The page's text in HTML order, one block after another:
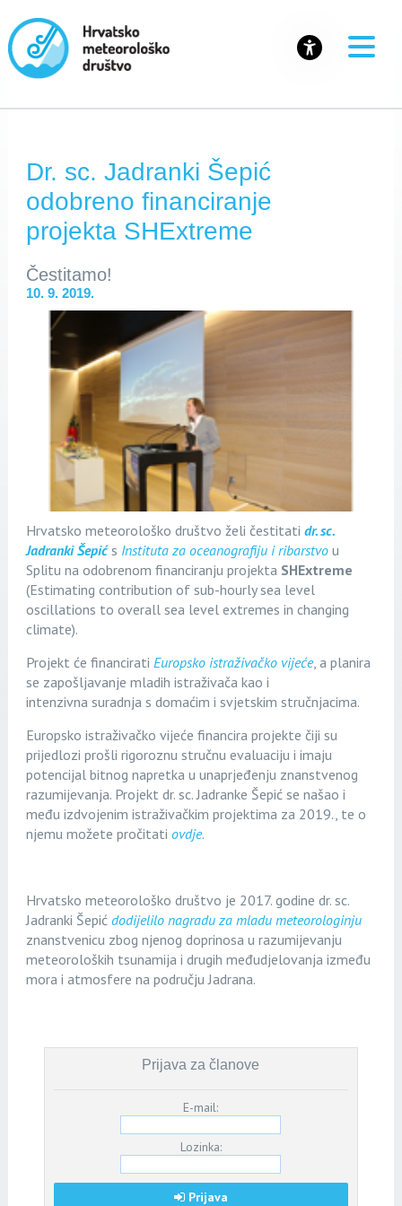
Dr. sc. Jadranki Šepić
odobreno financiranje
projekta SHExtreme
Čestitamo!
10. 9. 2019.
Hrvatsko meteorološko društvo želi čestitati dr. sc.
Jadranki Šepićs Instituta za oceanografiju i ribarstvou
Splitu na odobrenom financiranju projekta SHExtreme
(Estimating contribution of sub-hourly sea level
oscillations to overall sea level extremes in changing
climate).
Projekt će financirati Europsko istraživačko vijeće, a planira
se zapošljavanje mladih istraživača kao i
intenzivna suradnja s domaćim i svjetskim stručnjacima.
Europsko istraživačko vijeće financira projekte čiji su
prijedlozi prošli rigoroznu stručnu evaluaciju i imaju
potencijal bitnog napretka u unaprjeđenju znanstvenog
razumijevanja. Projekt dr. sc. Jadranke Šepić se našao i
među izdvojenim istraživačkim projektima za 2019., te o
njemu možete pročitati ovdje.
Hrvatsko meteorološko društvo je 2017. godine dr. sc.
Jadranki Šepić dodijelilo nagradu za mladu meteorologinju
znanstvenicu zbog njenog doprinosa u razumijevanju
meteoroloških tsunamija i drugih međudjelovanja između
mora i atmosfere na području Jadrana.
Prijava za članove
E-mail:
Lozinka:
Prijava